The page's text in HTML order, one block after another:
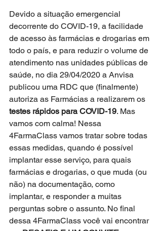
Devido a situação emergencial
decorrente do COVID-19, a facilidade
de acesso às farmácias e drogarias em
todo o país, e para reduzir o volume de
atendimento nas unidades públicas de
saúde, no dia 29/04/2020 a Anvisa
publicou uma RDC que (finalmente)
autoriza as Farmácias a realizarem os
testes rápidos para COVID-19. Mas
vamos com calma! Nessa
4FarmaClass vamos tratar sobre todas
essas medidas, quando é possível
implantar esse serviço, para quais
farmácias e drogarias, o que muda (ou
não) na documentação, como
implantar, e responder a muitas
perguntas sobre o assunto. No final
dessa 4FarmaClass você vai encontrar